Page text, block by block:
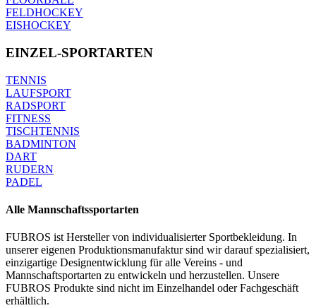
FELDHOCKEY
EISHOCKEY
EINZEL-SPORTARTEN
TENNIS
LAUFSPORT
RADSPORT
FITNESS
TISCHTENNIS
BADMINTON
DART
RUDERN
PADEL
Alle Mannschaftssportarten
FUBROS ist Hersteller von individualisierter Sportbekleidung. In
unserer eigenen Produktionsmanufaktur sind wir darauf spezialisiert,
einzigartige Designentwicklung für alle Vereins - und
Mannschaftsportarten zu entwickeln und herzustellen. Unsere
FUBROS Produkte sind nicht im Einzelhandel oder Fachgeschäft
erhältlich.